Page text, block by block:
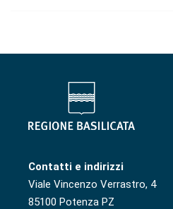
Contatti e indirizzi
Viale Vincenzo Verrastro, 4
85100 Potenza PZ